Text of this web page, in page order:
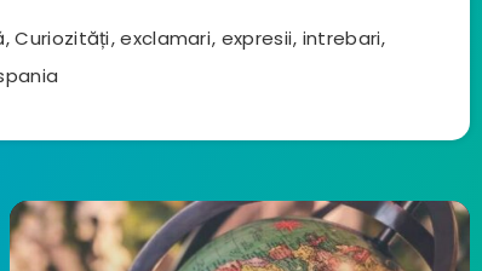
,Curiozități,exclamari, expresii, intrebari,